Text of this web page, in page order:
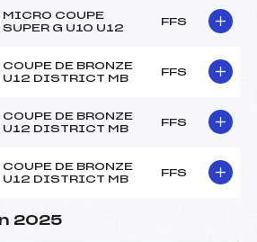
MICRO COUPE
SUPER G U10 U12
FFS
COUPE DE BRONZE
U12 DISTRICT MB
FFS
COUPE DE BRONZE
U12 DISTRICT MB
FFS
COUPE DE BRONZE
U12 DISTRICT MB
FFS
2025